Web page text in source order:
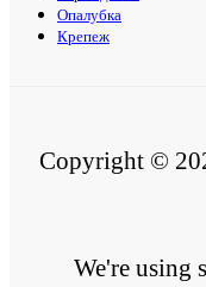
Опалубка
Крепеж
Copyright ©
We're using